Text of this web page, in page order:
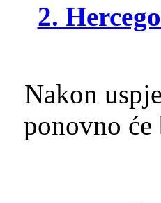
2.
Nakon
ponovno